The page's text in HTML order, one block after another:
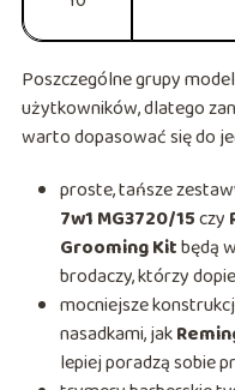
Poszczególne grupy
użytkowników, dlatego
warto dopasować się do
proste, tańsze
7w1 MG3720/15czy
Grooming Kitbędą
brodaczy, którzy
mocniejsze
nasadkami, jak
lepiej poradzą sobie